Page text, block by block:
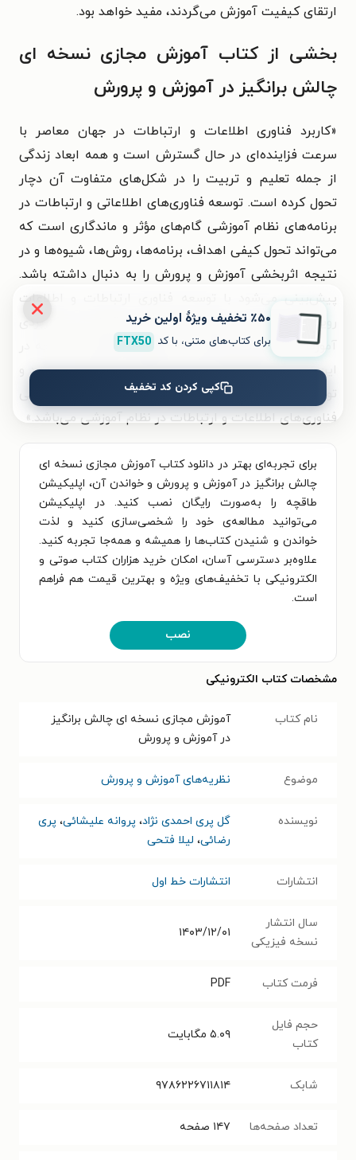
ارتقای کیفیت آموزش می‌گردند، مفید خواهد بود.
بخشی از کتاب آموزش مجازی نسخه ای
چالش برانگیز در آموزش و پرورش
«کاربرد فناوری اطلاعات و ارتباطات در جهان معاصر با
سرعت فزاینده‌ای در حال گسترش است و همه ابعاد زندگی
از جمله تعلیم و تربیت را در شکل‌های متفاوت آن دچار
تحول کرده است. توسعه فناوری‌های اطلاعاتی و ارتباطات در
برنامه‌های نظام آموزشی گام‌های مؤثر و ماندگاری است که
می‌تواند تحول کیفی اهداف، برنامه‌ها، روش‌ها، شیوه‌ها و در
نتیجه اثربخشی آموزش و پرورش را به دنبال داشته باشد.
پیش‌بینی می‌شود با توسعه فناوری ارتباطات و اطلاعات
رویه‌های دیرینه و مشکلات لاینحل، از قبیل امور کاربردی
آموزشی، تمرکز روی توانایی و نیازهای فراگیران اما آنچه در
این میان حلقه مفقوده تفکرات آموزشی را تشکیل می‌دهد و
توجه به آن حائز اهمیت است دقت در کاربرد مثبت و منفی
فناوری‌های اطلاعات و ارتباطات در نظام آموزشی می‌باشد.»
برای تجربه‌ای بهتر در دانلود کتاب آموزش مجازی نسخه ای
چالش برانگیز در آموزش و پرورش و خواندن آن، اپلیکیشن
طاقچه را به‌صورت رایگان نصب کنید. در اپلیکیشن
می‌توانید مطالعه‌ی خود را شخصی‌سازی کنید و لذت
خواندن و شنیدن کتاب‌ها را همیشه و همه‌جا تجربه کنید.
علاوه‌بر دسترسی آسان، امکان خرید هزاران کتاب صوتی و
الکترونیکی با تخفیف‌های ویژه و بهترین قیمت هم فراهم
است.
نصب
مشخصات کتاب الکترونیکی
نام کتاب
آموزش مجازی نسخه ای چالش برانگیز
در آموزش و پرورش
موضوع نظریه‌های آموزش و پرورش
نویسنده گل پری احمدی نژاد، پروانه علیشائی، پری
رضائی، لیلا فتحی
انتشارات انتشارات خط اول
سال انتشار
نسخه فیزیکی
۱۴۰۳/۱۲/۰۱
فرمت کتاب PDF
حجم فایل
کتاب
۵.۰۹ مگابایت
شابک ۹۷۸۶۲۲۶۷۱۱۸۱۴
تعداد صفحه‌ها ۱۴۷ صفحه
٪۵۰ تخفیف ویژۀ اولین خرید
برای کتاب‌های متنی، با کد FTX50
کپی کردن کد تخفیف